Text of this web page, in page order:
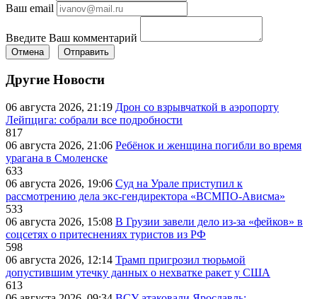
Ваш email
Введите Ваш комментарий
Отмена Отправить
Другие Новости
06 августа 2026, 21:19 Дрон со взрывчаткой в аэропорту
Лейпцига: собрали все подробности
817
06 августа 2026, 21:06 Ребёнок и женщина погибли во время
урагана в Смоленске
633
06 августа 2026, 19:06 Суд на Урале приступил к
рассмотрению дела экс-гендиректора «ВСМПО-Ависма»
533
06 августа 2026, 15:08 В Грузии завели дело из-за «фейков» в
соцсетях о притеснениях туристов из РФ
598
06 августа 2026, 12:14 Трамп пригрозил тюрьмой
допустившим утечку данных о нехватке ракет у США
613